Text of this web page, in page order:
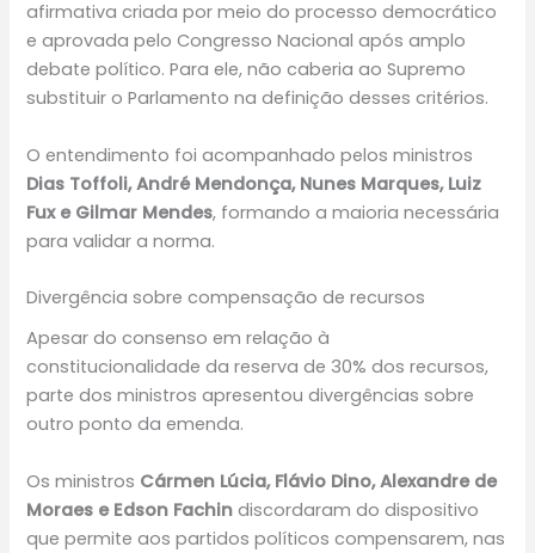
afirmativa criada por meio do processo democrático
e aprovada pelo Congresso Nacional após amplo
debate político. Para ele, não caberia ao Supremo
substituir o Parlamento na definição desses critérios.
O entendimento foi acompanhado pelos ministros
Dias Toffoli, André Mendonça, Nunes Marques, Luiz
Fux e Gilmar Mendes, formando a maioria necessária
para validar a norma.
Divergência sobre compensação de recursos
Apesar do consenso em relação à
constitucionalidade da reserva de 30% dos recursos,
parte dos ministros apresentou divergências sobre
outro ponto da emenda.
Os ministros Cármen Lúcia, Flávio Dino, Alexandre de
Moraes e Edson Fachin discordaram do dispositivo
que permite aos partidos políticos compensarem, nas